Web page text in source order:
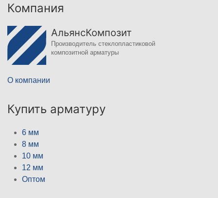
Компания
АльянсКомпозит
Производитель стеклопластиковой
композитной арматуры
О компании
Купить арматуру
6 мм
8 мм
10 мм
12 мм
Оптом